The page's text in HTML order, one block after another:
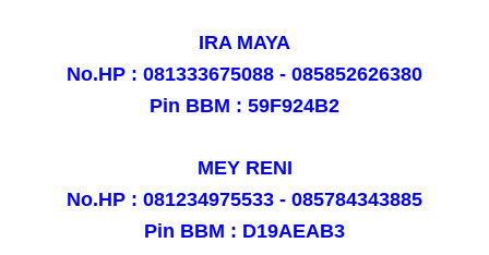
IRA MAYA
No.HP : 081333675088 - 085852626380
Pin BBM : 59F924B2
MEY RENI
No.HP : 081234975533 - 085784343885
Pin BBM : D19AEAB3